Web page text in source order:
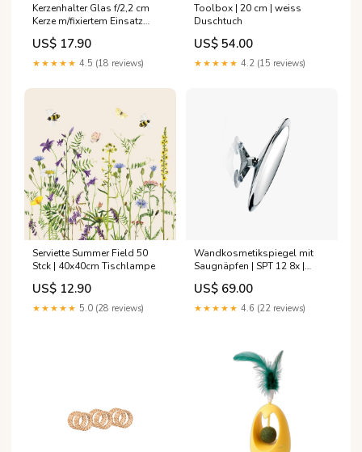
Kerzenhalter Glas f/2,2 cm
Kerze m/fixiertem Einsatz
Syrup
US$ 17.90
★★★★★ 4.5 (18 reviews)
Toolbox | 20 cm | weiss
Duschtuch
US$ 54.00
★★★★★ 4.2 (15 reviews)
Serviette Summer Field 50
Stck | 40x40cm Tischlampe
US$ 12.90
★★★★★ 5.0 (28 reviews)
Wandkosmetikspiegel mit
Saugnäpfen | SPT 12 8x |
Chrom Salzzitrone
US$ 69.00
★★★★★ 4.6 (22 reviews)